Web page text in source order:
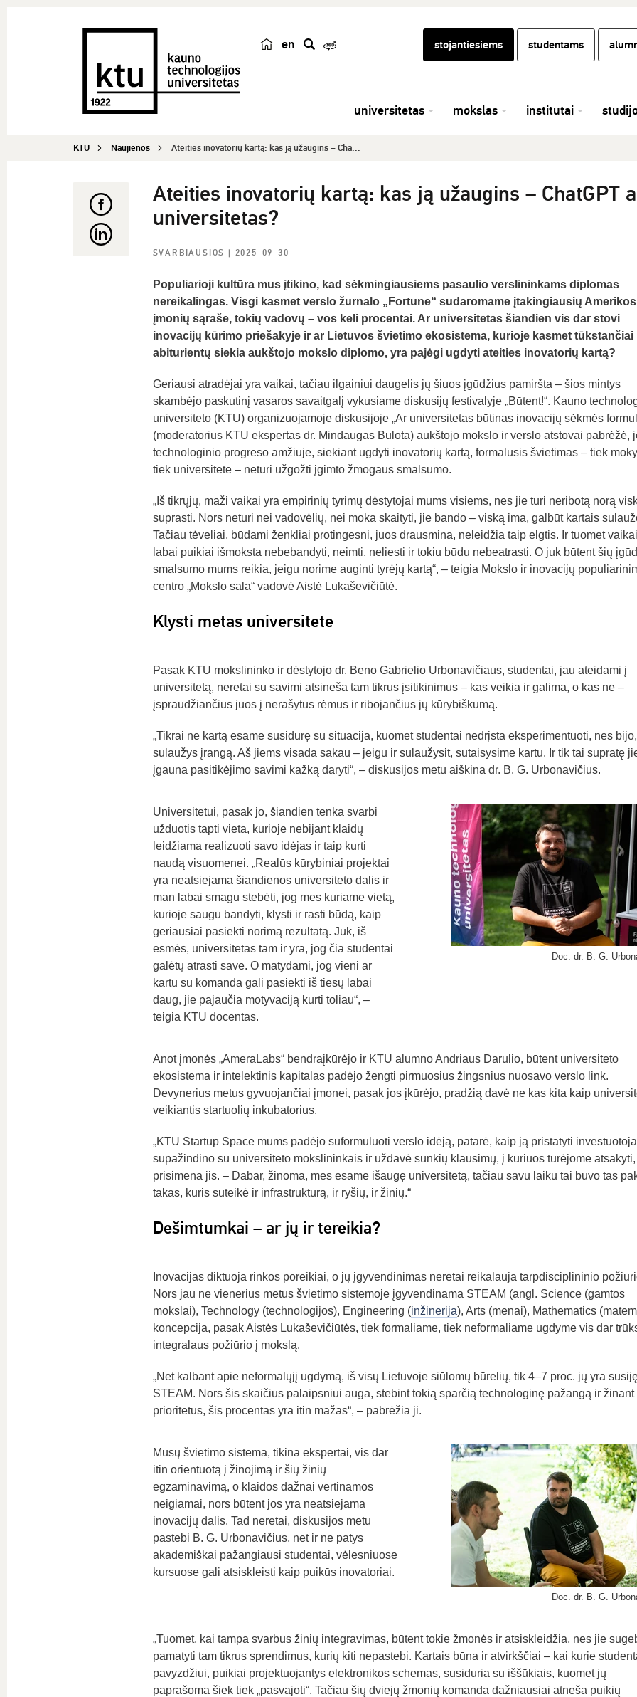
en
k
stojantiesiems studentams
universitetas mokslas institutai
KTU Naujienos Ateities inovatorių kartą: kas ją užaugins – Cha...
Ateities inovatorių kartą: kas ją užaugins – ChatGPT
universitetas?
SVARBIAUSIOS | 2025-09-30
Populiarioji kultūra mus įtikino, kad sėkmingiausiems pasaulio verslininkams diplomas
nereikalingas. Visgi kasmet verslo žurnalo „Fortune“ sudaromame įtakingiausių Amerikos
įmonių sąraše, tokių vadovų – vos keli procentai. Ar universitetas šiandien vis dar stovi
inovacijų kūrimo priešakyje ir ar Lietuvos švietimo ekosistema, kurioje kasmet tūkstančiai
abiturientų siekia aukštojo mokslo diplomo, yra pajėgi ugdyti ateities inovatorių kartą?
Geriausi atradėjai yra vaikai, tačiau ilgainiui daugelis jų šiuos įgūdžius pamiršta – šios mintys
skambėjo paskutinį vasaros savaitgalį vykusiame diskusijų festivalyje „Būtent!“. Kauno
universiteto (KTU) organizuojamoje diskusijoje „Ar universitetas būtinas inovacijų sėkmės
(moderatorius KTU ekspertas dr. Mindaugas Bulota) aukštojo mokslo ir verslo atstovai pabrėžė,
technologinio progreso amžiuje, siekiant ugdyti inovatorių kartą, formalusis švietimas – tiek
tiek universitete – neturi užgožti įgimto žmogaus smalsumo.
„Iš tikrųjų, maži vaikai yra empirinių tyrimų dėstytojai mums visiems, nes jie turi neribotą norą
suprasti. Nors neturi nei vadovėlių, nei moka skaityti, jie bando – viską ima, galbūt kartais
Tačiau tėveliai, būdami ženkliai protingesni, juos drausmina, neleidžia taip elgtis. Ir tuomet vaikai
labai puikiai išmoksta nebebandyti, neimti, neliesti ir tokiu būdu nebeatrasti. O juk būtent šių
smalsumo mums reikia, jeigu norime auginti tyrėjų kartą“, – teigia Mokslo ir inovacijų
centro „Mokslo sala“ vadovė Aistė Lukaševičiūtė.
Klysti metas universitete
Pasak KTU mokslininko ir dėstytojo dr. Beno Gabrielio Urbonavičiaus, studentai, jau ateidami į
universitetą, neretai su savimi atsineša tam tikrus įsitikinimus – kas veikia ir galima, o kas ne –
įspraudžiančius juos į nerašytus rėmus ir ribojančius jų kūrybiškumą.
„Tikrai ne kartą esame susidūrę su situacija, kuomet studentai nedrįsta eksperimentuoti, nes
sulaužys įrangą. Aš jiems visada sakau – jeigu ir sulaužysit, sutaisysime kartu. Ir tik tai supratę
įgauna pasitikėjimo savimi kažką daryti“, – diskusijos metu aiškina dr. B. G. Urbonavičius.
Universitetui, pasak jo, šiandien tenka svarbi
užduotis tapti vieta, kurioje nebijant klaidų
leidžiama realizuoti savo idėjas ir taip kurti
naudą visuomenei. „Realūs kūrybiniai projektai
yra neatsiejama šiandienos universiteto dalis ir
man labai smagu stebėti, jog mes kuriame vietą,
kurioje saugu bandyti, klysti ir rasti būdą, kaip
geriausiai pasiekti norimą rezultatą. Juk, iš
esmės, universitetas tam ir yra, jog čia studentai
galėtų atrasti save. O matydami, jog vieni ar
kartu su komanda gali pasiekti iš tiesų labai
daug, jie pajaučia motyvaciją kurti toliau“, –
teigia KTU docentas.
Doc. dr. B. G.
Anot įmonės „AmeraLabs“ bendraįkūrėjo ir KTU alumno Andriaus Darulio, būtent universiteto
ekosistema ir intelektinis kapitalas padėjo žengti pirmuosius žingsnius nuosavo verslo link.
Devynerius metus gyvuojančiai įmonei, pasak jos įkūrėjo, pradžią davė ne kas kita kaip
veikiantis startuolių inkubatorius.
„KTU Startup Space mums padėjo suformuluoti verslo idėją, patarė, kaip ją pristatyti
supažindino su universiteto mokslininkais ir uždavė sunkių klausimų, į kuriuos turėjome atsakyti,
prisimena jis. – Dabar, žinoma, mes esame išaugę universitetą, tačiau savu laiku tai buvo tas
takas, kuris suteikė ir infrastruktūrą, ir ryšių, ir žinių.“
Dešimtumkai – ar jų ir tereikia?
Inovacijas diktuoja rinkos poreikiai, o jų įgyvendinimas neretai reikalauja tarpdisciplininio
Nors jau ne vienerius metus švietimo sistemoje įgyvendinama STEAM (angl. Science (gamtos
mokslai), Technology (technologijos), Engineering (inžinerija), Arts (menai), Mathematics
koncepcija, pasak Aistės Lukaševičiūtės, tiek formaliame, tiek neformaliame ugdyme vis dar
integralaus požiūrio į mokslą.
„Net kalbant apie neformalųjį ugdymą, iš visų Lietuvoje siūlomų būrelių, tik 4–7 proc. jų yra
STEAM. Nors šis skaičius palaipsniui auga, stebint tokią sparčią technologinę pažangą ir žinant
prioritetus, šis procentas yra itin mažas“, – pabrėžia ji.
Mūsų švietimo sistema, tikina ekspertai, vis dar
itin orientuotą į žinojimą ir šių žinių
egzaminavimą, o klaidos dažnai vertinamos
neigiamai, nors būtent jos yra neatsiejama
inovacijų dalis. Tad neretai, diskusijos metu
pastebi B. G. Urbonavičius, net ir ne patys
akademiškai pažangiausi studentai, vėlesniuose
kursuose gali atsiskleisti kaip puikūs inovatoriai.
Doc. dr. B. G.
„Tuomet, kai tampa svarbus žinių integravimas, būtent tokie žmonės ir atsiskleidžia, nes jie
pamatyti tam tikrus sprendimus, kurių kiti nepastebi. Kartais būna ir atvirkščiai – kai kurie
pavyzdžiui, puikiai projektuojantys elektronikos schemas, susiduria su iššūkiais, kuomet jų
paprašoma šiek tiek „pasvajoti“. Tačiau šių dviejų žmonių komanda dažniausiai atneša puikių